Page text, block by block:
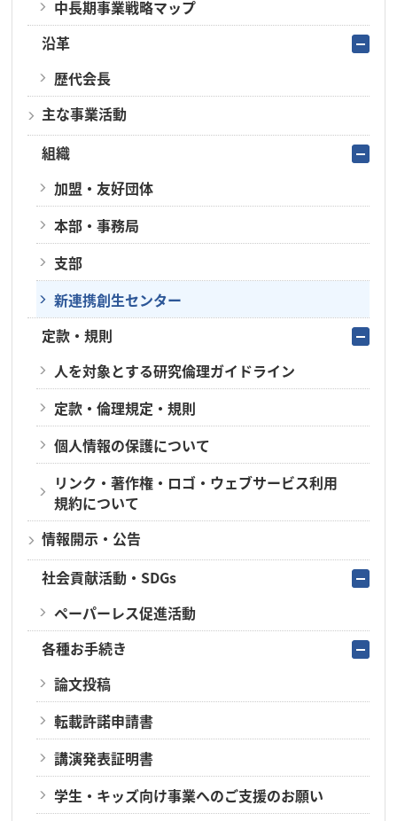
中長期事業戦略マップ
沿革
歴代会長
主な事業活動
組織
加盟・友好団体
本部・事務局
支部
新連携創生センター
定款・規則
人を対象とする研究倫理ガイドライン
定款・倫理規定・規則
個人情報の保護について
リンク・著作権・ロゴ・ウェブサービス利用
規約について
情報開示・公告
社会貢献活動・SDGs
ペーパーレス促進活動
各種お手続き
論文投稿
転載許諾申請書
講演発表証明書
学生・キッズ向け事業へのご支援のお願い